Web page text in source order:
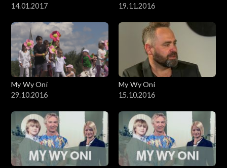
14.01.2017
19.11.2016
My Wy Oni
29.10.2016
My Wy Oni
15.10.2016